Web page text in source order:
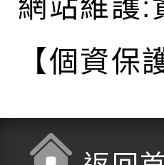
網站維護:
【個資保